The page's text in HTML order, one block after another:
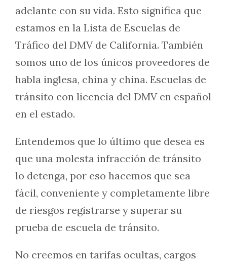
adelante con su vida. Esto significa que
estamos en la Lista de Escuelas de
Tráfico del DMV de California. También
somos uno de los únicos proveedores de
habla inglesa, china y china. Escuelas de
tránsito con licencia del DMV en español
en el estado.
Entendemos que lo último que desea es
que una molesta infracción de tránsito
lo detenga, por eso hacemos que sea
fácil, conveniente y completamente libre
de riesgos registrarse y superar su
prueba de escuela de tránsito.
No creemos en tarifas ocultas, cargos